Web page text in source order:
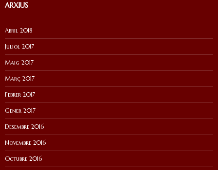
ARXIUS
Abril 2018
Juliol 2017
Maig 2017
Març 2017
Febrer 2017
Gener 2017
Desembre 2016
Novembre 2016
Octubre 2016